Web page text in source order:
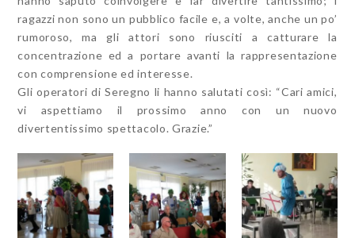
ragazzi non sono un pubblico facile e, a volte, anche un po’
rumoroso, ma gli attori sono riusciti a catturare la
concentrazione ed a portare avanti la rappresentazione
con comprensione ed interesse.
Gli operatori di Seregno li hanno salutati così: “Cari amici,
vi aspettiamo il prossimo anno con un nuovo
divertentissimo spettacolo. Grazie.”